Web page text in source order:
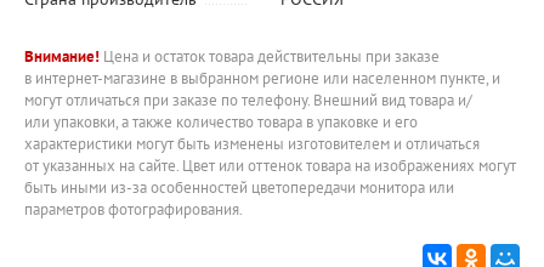
Внимание! Цена и остаток товара действительны при заказе
в интернет-магазине в выбранном регионе или населенном пункте, и
могут отличаться при заказе по телефону. Внешний вид товара и/
или упаковки, а также количество товара в упаковке и его
характеристики могут быть изменены изготовителем и отличаться
от указанных на сайте. Цвет или оттенок товара на изображениях могут
быть иными из-за особенностей цветопередачи монитора или
параметров фотографирования.